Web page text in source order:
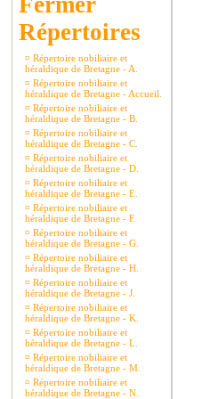
Répertoires
¤ Répertoire nobiliaire et
héraldique de Bretagne - A.
¤ Répertoire nobiliaire et
héraldique de Bretagne - Accueil.
¤ Répertoire nobiliaire et
héraldique de Bretagne - B.
¤ Répertoire nobiliaire et
héraldique de Bretagne - C.
¤ Répertoire nobiliaire et
héraldique de Bretagne - D.
¤ Répertoire nobiliaire et
héraldique de Bretagne - E.
¤ Répertoire nobiliaire et
héraldique de Bretagne - F.
¤ Répertoire nobiliaire et
héraldique de Bretagne - G.
¤ Répertoire nobiliaire et
héraldique de Bretagne - H.
¤ Répertoire nobiliaire et
héraldique de Bretagne - J.
¤ Répertoire nobiliaire et
héraldique de Bretagne - K.
¤ Répertoire nobiliaire et
héraldique de Bretagne - L.
¤ Répertoire nobiliaire et
héraldique de Bretagne - M.
¤ Répertoire nobiliaire et
héraldique de Bretagne - N.